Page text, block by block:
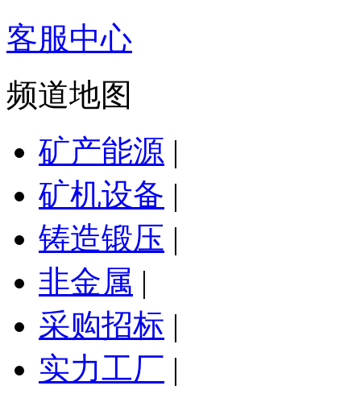
客服中心
频道地图
矿产能源 |
矿机设备 |
铸造锻压 |
非金属 |
采购招标 |
实力工厂 |